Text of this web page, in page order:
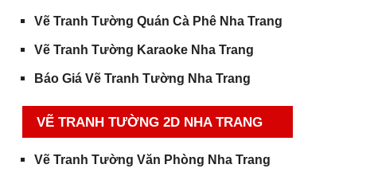
Vẽ Tranh Tường Quán Cà Phê Nha Trang
Vẽ Tranh Tường Karaoke Nha Trang
Báo Giá Vẽ Tranh Tường Nha Trang
VẼ TRANH TƯỜNG 2D NHA TRANG
Vẽ Tranh Tường Văn Phòng Nha Trang